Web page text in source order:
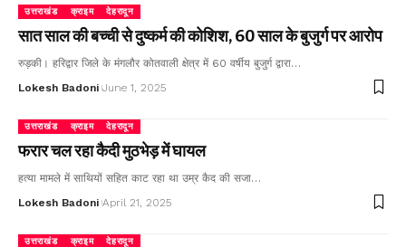
उत्तराखंड क्राइम देहरादून
सात साल की बच्ची से दुष्कर्म की कोशिश, 60 साल के बुजुर्ग पर आरोप
रुड़की। हरिद्वार जिले के मंगलौर कोतवाली क्षेत्र में 60 वर्षीय बुजुर्ग द्वारा…
Lokesh Badoni June 1, 2025
उत्तराखंड क्राइम देहरादून
फरार चल रहा कैदी मुठभेड़ में घायल
हत्या मामले में साथियों सहित काट रहा था उम्र कैद की सजा…
Lokesh Badoni April 21, 2025
उत्तराखंड क्राइम देहरादून